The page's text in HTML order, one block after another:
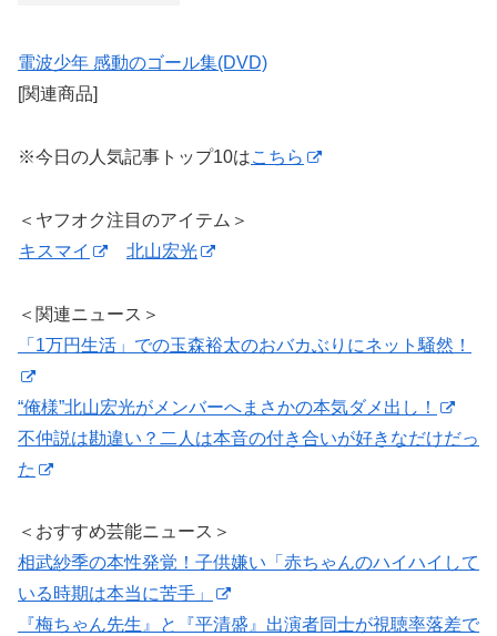
電波少年 感動のゴール集(DVD)
[関連商品]
※今日の人気記事トップ10はこちら
＜ヤフオク注目のアイテム＞
キスマイ
北山宏光
＜関連ニュース＞
「1万円生活」での玉森裕太のおバカぶりにネット騒然！
“俺様”北山宏光がメンバーへまさかの本気ダメ出し！
不仲説は勘違い？二人は本音の付き合いが好きなだけだっ
た
＜おすすめ芸能ニュース＞
相武紗季の本性発覚！子供嫌い「赤ちゃんのハイハイして
いる時期は本当に苦手」
『梅ちゃん先生』と『平清盛』出演者同士が視聴率落差で